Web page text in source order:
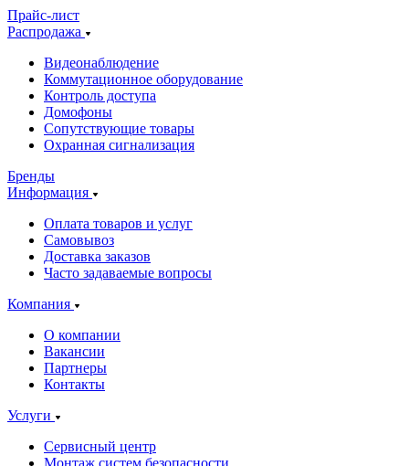
Прайс-лист
Распродажа
Видеонаблюдение
Коммутационное оборудование
Контроль доступа
Домофоны
Сопутствующие товары
Охранная сигнализация
Бренды
Информация
Оплата товаров и услуг
Самовывоз
Доставка заказов
Часто задаваемые вопросы
Компания
О компании
Вакансии
Партнеры
Контакты
Услуги
Сервисный центр
Монтаж систем безопасности